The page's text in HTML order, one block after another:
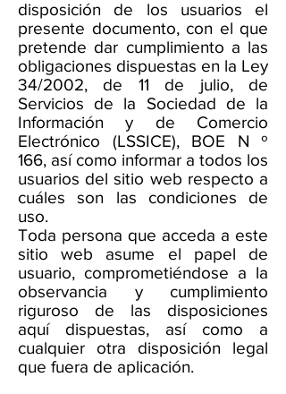
disposición de los usuarios el
presente documento, con el que
pretende dar cumplimiento a las
obligaciones dispuestas en la Ley
34/2002, de 11 de julio, de
Servicios de la Sociedad de la
Información y de Comercio
Electrónico (LSSICE), BOE N º
166, así como informar a todos los
usuarios del sitio web respecto a
cuáles son las condiciones de
uso.
Toda persona que acceda a este
sitio web asume el papel de
usuario, comprometiéndose a la
observancia y cumplimiento
riguroso de las disposiciones
aquí dispuestas, así como a
cualquier otra disposición legal
que fuera de aplicación.